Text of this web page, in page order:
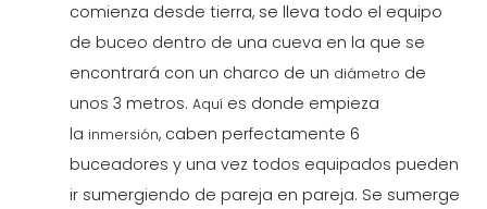
comienza desde tierra, se lleva todo el equipo
de buceo dentro de una cueva en la que se
encontrará con un charco de un diámetro de
unos 3 metros. Aquíes donde empieza
la inmersión, caben perfectamente 6
buceadores y una vez todos equipados pueden
ir sumergiendo de pareja en pareja. Se sumerge